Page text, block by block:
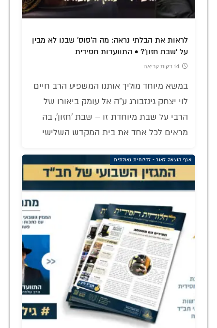
לראות את הבלתי נראה: מה ה'סוס' שבנו לא מבין
על 'שבת חזון'? • התוועדות חסידית
14 דקות קריאה
במשא מיוחד מוליך אותנו המשפיע הרב חיים
לוי יצחק גינזבורג ע"ה אל עומק ביאורו של
הרבי על שבת מיוחדת זו – שבת 'חזון', בה
מראים לכל אחד את בית המקדש השלישי
אגף הוצאה לאור - לחלוחית גאולתית